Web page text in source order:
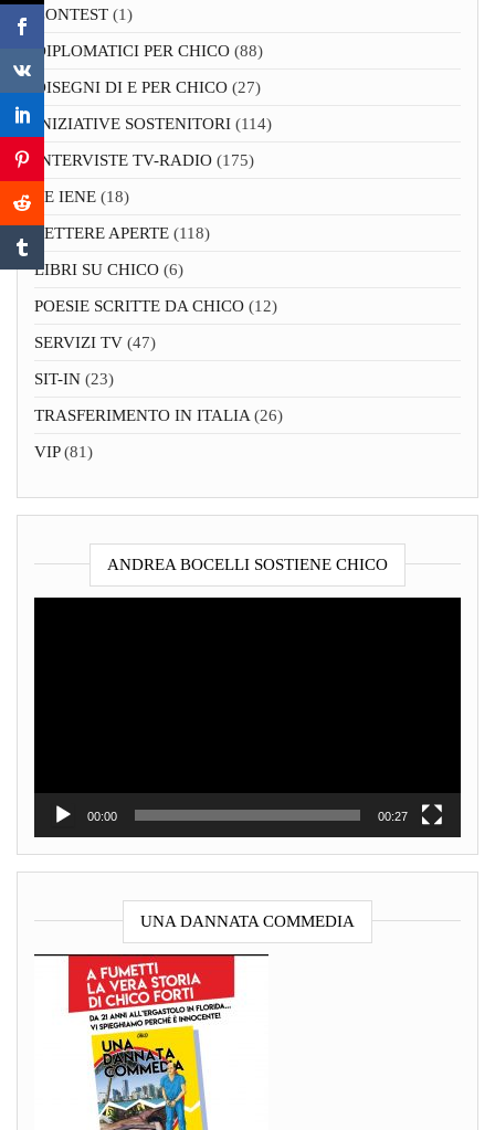
CONTEST (1)
DIPLOMATICI PER CHICO (88)
DISEGNI DI E PER CHICO (27)
INIZIATIVE SOSTENITORI (114)
INTERVISTE TV-RADIO (175)
LE IENE (18)
LETTERE APERTE (118)
LIBRI SU CHICO (6)
POESIE SCRITTE DA CHICO (12)
SERVIZI TV (47)
SIT-IN (23)
TRASFERIMENTO IN ITALIA (26)
VIP(81)
ANDREA BOCELLI SOSTIENE CHICO
00:00 00:27
UNA DANNATA COMMEDIA